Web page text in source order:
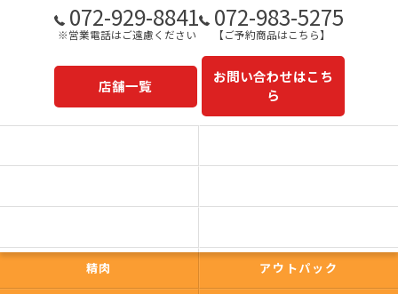
072-929-8841
※営業電話はご遠慮ください
072-983-5275
【ご予約商品はこちら】
店舗一覧
お問い合わせはこち
ら
精肉 アウトパック